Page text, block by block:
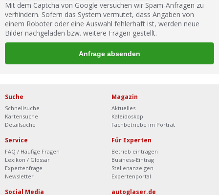
Mit dem Captcha von Google versuchen wir Spam-Anfragen zu
verhindern. Sofern das System vermutet, dass Angaben von
einem Roboter oder eine Auswahl fehlerhaft ist, werden neue
Bilder nachgeladen bzw. weitere Fragen gestellt.
Suche
Schnellsuche
Kartensuche
Detailsuche
Magazin
Aktuelles
Kaleidoskop
Fachbetriebe im Porträt
Service
FAQ / Häufige Fragen
Lexikon / Glossar
Expertenfrage
Newsletter
Für Experten
Betrieb eintragen
Business-Eintrag
Stellenanzeigen
Expertenportal
Social Media autoglaser.de